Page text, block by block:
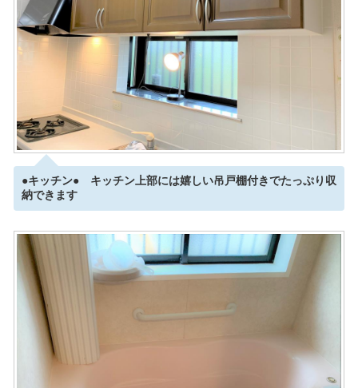
●キッチン● キッチン上部には嬉しい吊戸棚付きでたっぷり収
納できます